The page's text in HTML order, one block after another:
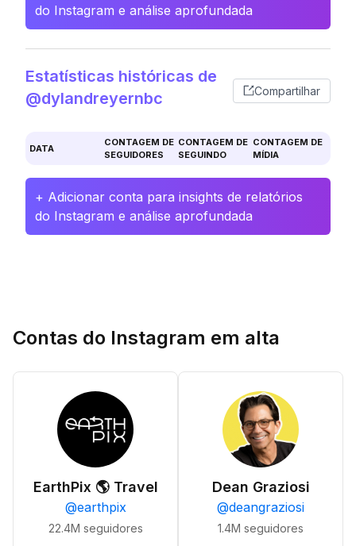
do Instagram e análise aprofundada
Estatísticas históricas de
@dylandreyernbc
Compartilhar
DATA
CONTAGEM DE
SEGUIDORES
CONTAGEM DE
SEGUINDO
CONTAGEM DE
MÍDIA
+ Adicionar conta para insights de relatórios
do Instagram e análise aprofundada
Contas do Instagram em alta
EarthPix 🌎 Travel
@earthpix
22.4M seguidores
Dean Graziosi
@deangraziosi
1.4M seguidores